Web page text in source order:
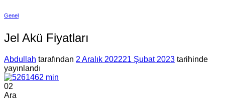
Genel
Jel Akü Fiyatları
Abdullah tarafından 2 Aralık 202221 Şubat 2023 tarihinde
yayınlandı
02
Ara